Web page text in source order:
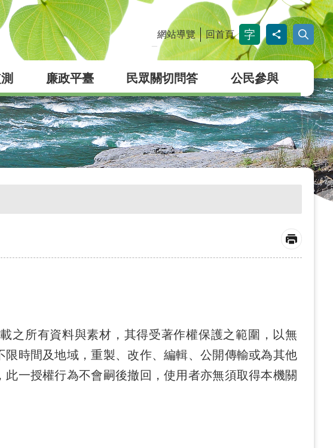
網站導覽 回首頁
廉政平臺 民眾關切問答 公民參與
之所有資料與素材，其得受著作權保護之範圍，以無
時間及地域，重製、改作、編輯、公開傳輸或為其他
一授權行為不會嗣後撤回，使用者亦無須取得本機關